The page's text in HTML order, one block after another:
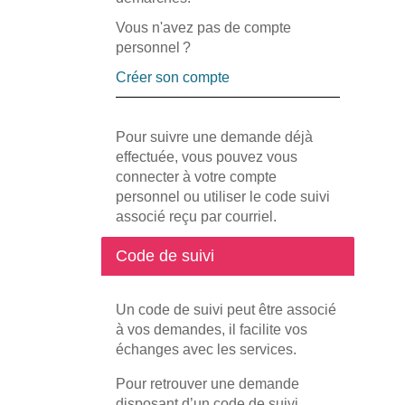
Vous n'avez pas de compte
personnel ?
Créer son compte
Pour suivre une demande déjà
effectuée, vous pouvez vous
connecter à votre compte
personnel ou utiliser le code suivi
associé reçu par courriel.
Code de suivi
Un code de suivi peut être associé
à vos demandes, il facilite vos
échanges avec les services.
Pour retrouver une demande